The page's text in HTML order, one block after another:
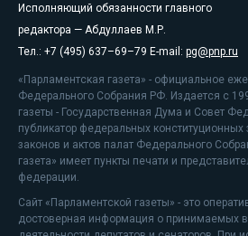
Исполняющий обязанности главного
редактора — Абдуллаев М.Р.
Тел.: +7 (495) 637–69–79 E-mail: pg@pnp.ru
«Парламентская газета» - официальное
Федерального Собрания РФ. Издается с
газеты - Государственная Дума и Совет
публикатор федеральных
законов и актов палат Федерального
газета» имеет пункты печати и
федерации.
Сайт «Парламентской газеты» - это
достоверная информация о принимаемых в